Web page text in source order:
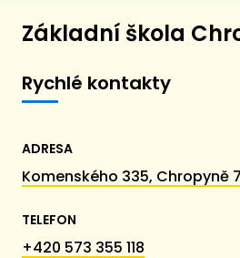
Základní škola
Rychlé kontakty
ADRESA
Komenského 335, Chropyně
TELEFON
+420 573 355 118